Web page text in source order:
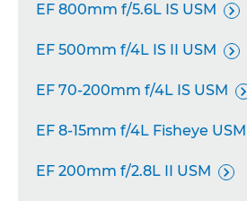
EF 800mm f/5.6L IS USM 
EF 500mm f/4L IS II USM 
EF 70-200mm f/4L IS USM 
EF 8-15mm f/4L Fisheye USM
EF 200mm f/2.8L II USM 